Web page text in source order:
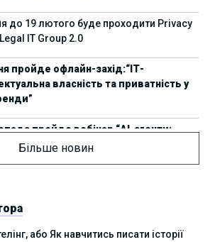
до 19 лютого буде проходити Privacy
IT Group 2.0
пройде офлайн-захід:“ІТ-
власність та приватність у
пройде вебінар “AI-агенти:
ризики”
стартує Школа юридичної
від Legal IT Group
Більше новин
або Як навчитись писати історії